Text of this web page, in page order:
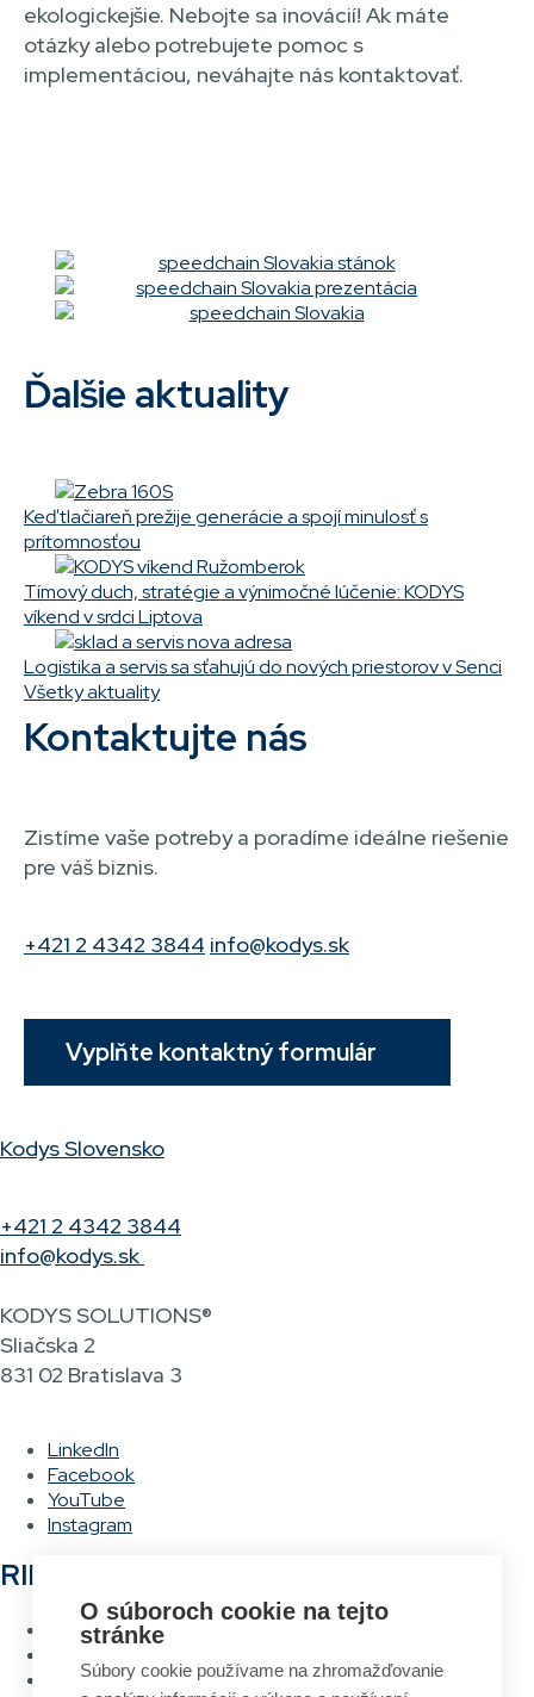
ekologickejšie. Nebojte sa inovácií! Ak máte
otázky alebo potrebujete pomoc s
implementáciou, neváhajte nás kontaktovať.
Ďalšie aktuality
Keď tlačiareň prežije generácie a spojí minulosť s
prítomnosťou
Tímový duch, stratégie a výnimočné lúčenie: KODYS
víkend v srdci Liptova
Logistika a servis sa sťahujú do nových priestorov v Senci
Všetky aktuality
Kontaktujte nás
Zistíme vaše potreby a poradíme ideálne riešenie
pre váš biznis.
+421 2 4342 3844 info@kodys.sk
Vyplňte kontaktný formulár
Kodys Slovensko
+421 2 4342 3844
info@kodys.sk
KODYS SOLUTIONS®
Sliačska 2
831 02 Bratislava 3
LinkedIn
Facebook
YouTube
Instagram
RIEŠENIA
Hlasové vychystávanie
Systém návrhu a tlače etikiet
O súboroch cookie na tejto
stránke
Súbory cookie používame na zhromažďovanie